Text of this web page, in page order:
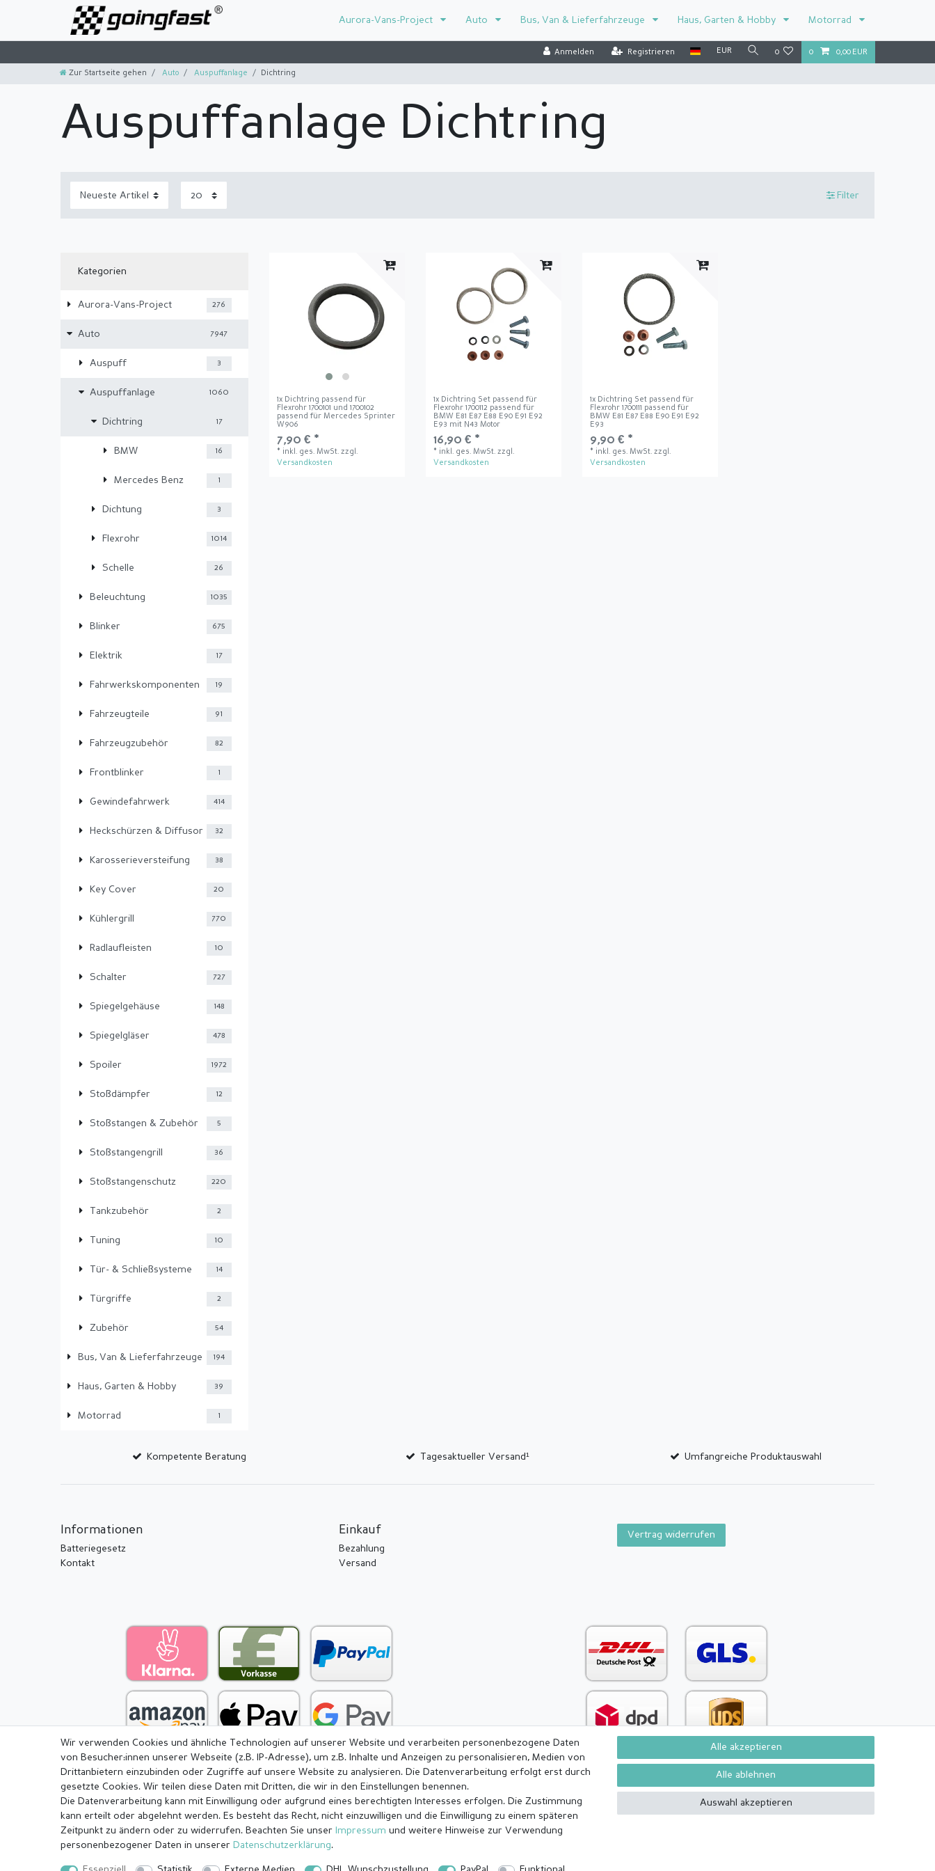
Aurora-Vans-Project Auto Bus, Van & Lieferfahrzeuge Haus, Garten & Hobby Motorrad
Anmelden Registrieren EUR 0 0 0,00 EUR
Zur Startseite gehen Auto Auspuffanlage Dichtring
Auspuffanlage Dichtring
Filter
Kategorien
Aurora-Vans-Project 276
Auto 7947
Auspuff 3
Auspuffanlage 1060
Dichtring 17
BMW 16
Mercedes Benz 1
Dichtung 3
Flexrohr 1014
Schelle 26
Beleuchtung 1035
Blinker 675
Elektrik 17
Fahrwerkskomponenten 19
Fahrzeugteile 91
Fahrzeugzubehör 82
Frontblinker 1
Gewindefahrwerk 414
Heckschürzen & Diffusor 32
Karosserieversteifung 38
Key Cover 20
Kühlergrill 770
Radlaufleisten 10
Schalter 727
Spiegelgehäuse 148
Spiegelgläser 478
Spoiler 1972
Stoßdämpfer 12
Stoßstangen & Zubehör 5
Stoßstangengrill 36
Stoßstangenschutz 220
Tankzubehör 2
Tuning 10
Tür- & Schließsysteme 14
Türgriffe 2
Zubehör 54
Bus, Van & Lieferfahrzeuge 194
Haus, Garten & Hobby 39
Motorrad 1
1x Dichtring passend für
Flexrohr 1700101 und 1700102
passend für Mercedes Sprinter
W906
7,90 € *
* inkl. ges. MwSt. zzgl.
Versandkosten
1x Dichtring Set passend für
Flexrohr 1700112 passend für
BMW E81 E87 E88 E90 E91 E92
E93 mit N43 Motor
16,90 € *
* inkl. ges. MwSt. zzgl.
Versandkosten
1x Dichtring Set passend für
Flexrohr 1700111 passend für
BMW E81 E87 E88 E90 E91 E92
E93
9,90 € *
* inkl. ges. MwSt. zzgl.
Versandkosten
Kompetente Beratung Tagesaktueller Versand¹ Umfangreiche Produktauswahl
Informationen
Batteriegesetz
Kontakt
Einkauf
Bezahlung
Versand
Vertrag widerrufen
Impressum Daten­schutz­erklärung AGB Barrierefreiheitserklärung Widerrufs­recht Vertrag widerrufen Kontakt
Wir verwenden Cookies und ähnliche Technologien auf unserer Website und verarbeiten personenbezogene Daten
von Besucher:innen unserer Webseite (z.B. IP-Adresse), um z.B. Inhalte und Anzeigen zu personalisieren, Medien von
Drittanbietern einzubinden oder Zugriffe auf unsere Website zu analysieren. Die Datenverarbeitung erfolgt erst durch
gesetzte Cookies. Wir teilen diese Daten mit Dritten, die wir in den Einstellungen benennen.
Die Datenverarbeitung kann mit Einwilligung oder aufgrund eines berechtigten Interesses erfolgen. Die Zustimmung
kann erteilt oder abgelehnt werden. Es besteht das Recht, nicht einzuwilligen und die Einwilligung zu einem späteren
Zeitpunkt zu ändern oder zu widerrufen. Beachten Sie unser Impressum und weitere Hinweise zur Verwendung
personenbezogener Daten in unserer Daten­schutz­erklärung.
Alle akzeptieren
Alle ablehnen
Auswahl akzeptieren